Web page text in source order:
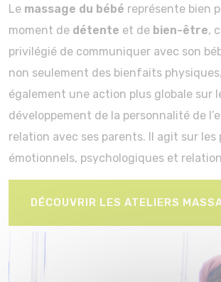
Le massage du bébé représente bien
moment de détente et de bien-être,
privilégié de communiquer avec son
non seulement des bienfaits
également une action plus globale sur
développement de la personnalité de
relation avec ses parents. Il agit sur les
émotionnels, psychologiques et
DÉCOUVRIR LES ATELIERS